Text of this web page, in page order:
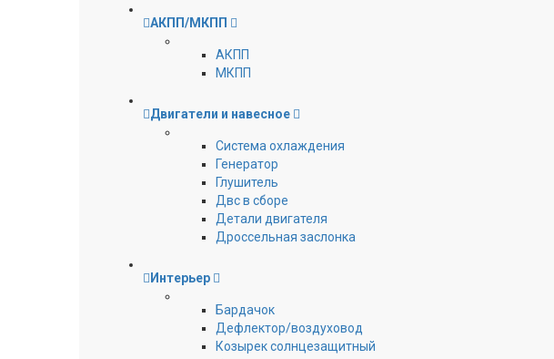
АКПП/МКПП
АКПП
МКПП
Двигатели и навесное
Cистема охлаждения
Генератор
Глушитель
Двс в сборе
Детали двигателя
Дроссельная заслонка
Интерьер
Бардачок
Дефлектор/воздуховод
Козырек солнцезащитный